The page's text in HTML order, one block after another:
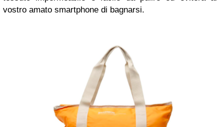
vostro amato smartphone di bagnarsi.